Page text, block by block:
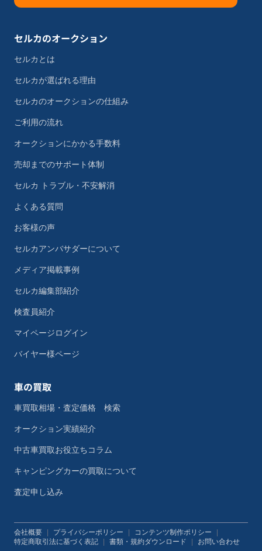
セルカのオークション
セルカとは
セルカが選ばれる理由
セルカのオークションの仕組み
ご利用の流れ
オークションにかかる手数料
売却までのサポート体制
セルカ トラブル・不安解消
よくある質問
お客様の声
セルカアンバサダーについて
メディア掲載事例
セルカ編集部紹介
検査員紹介
マイページログイン
バイヤー様ページ
車の買取
車買取相場・査定価格 検索
オークション実績紹介
中古車買取お役立ちコラム
キャンピングカーの買取について
査定申し込み
会社概要 プライバシーポリシー コンテンツ制作ポリシー
特定商取引法に基づく表記
書類・規約ダウンロード お問い合わせ